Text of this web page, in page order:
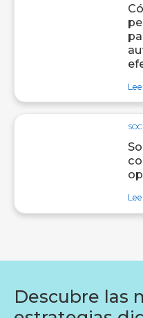
Descubre las